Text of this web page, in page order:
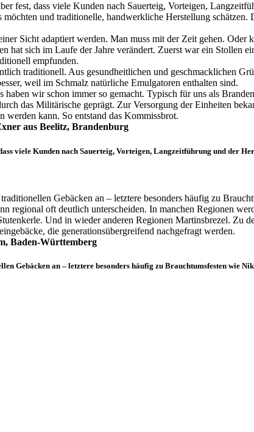
fest, dass viele Kunden nach Sauerteig, Vorteigen,
und traditionelle, handwerkliche Herstellung
Sicht adaptiert werden. Man muss mit der Zeit gehen. Oder
sich im Laufe der Jahre verändert. Zuerst war ein Stollen
empfunden.
traditionell. Aus gesundheitlichen und geschmacklichen
weil im Schmalz natürliche Emulgatoren enthalten sind.
wir schon immer so gemacht. Typisch für uns als
das Militärische geprägt. Zur Versorgung der Einheiten
gebacken werden kann. So entstand das
aus Beelitz, Brandenburg
viele Kunden nach Sauerteig, Vorteigen, Langzeitführung und der
Gebäcken an – letztere besonders häufig zu
regional oft deutlich unterscheiden. In manchen Regionen
Und in wieder anderen Regionen Martinsbrezel. Zu
die generationsübergreifend nachgefragt werden.
Baden-Württemberg
Gebäcken an – letztere besonders häufig zu Brauchtumsfesten wie